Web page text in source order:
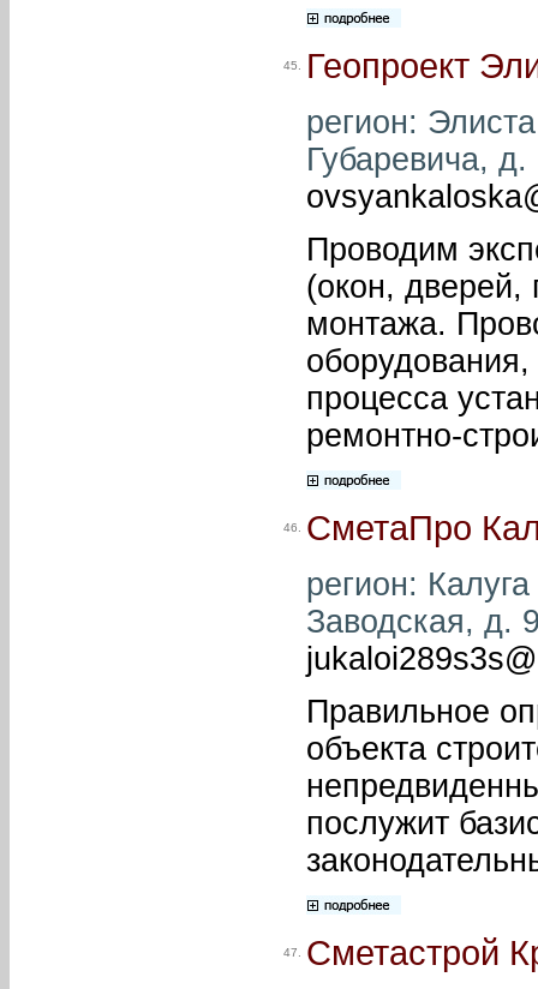
45. Геопроект
регион:
Губаревича,
Проводим
(окон, дверей,
монтажа.
процесса
ремонтно-
46. СметаПро
регион:
Заводская, д.
Правильное
объекта
послужит
47. Сметастрой